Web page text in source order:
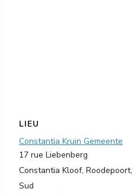
LIEU
Constantia Kruin Gemeente
17 rue Liebenberg
Constantia Kloof, Roodepoort,
Sud